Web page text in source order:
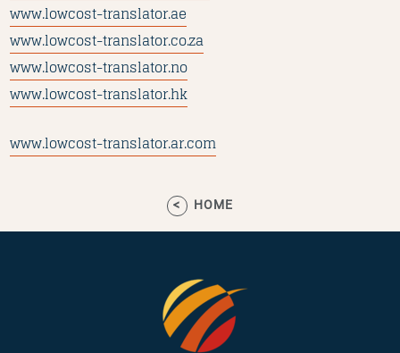
www.lowcost-translator.ae
www.lowcost-translator.co.za
www.lowcost-translator.no
www.lowcost-translator.hk
www.lowcost-translator.ar.com
HOME